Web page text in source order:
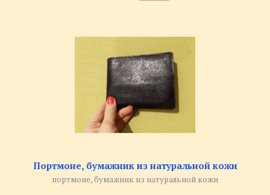
Портмоне, бумажник из натуральной кожи
портмоне, бумажник из натуральной кожи